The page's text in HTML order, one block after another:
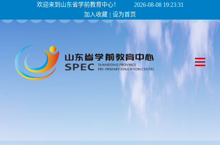
欢迎来到山东省学前教育中心！
2026-08-08 19:23:31
加入收藏
设为首页